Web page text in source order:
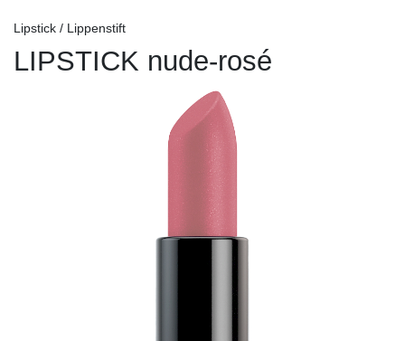
Lipstick / Lippenstift
LIPSTICK nude-rosé